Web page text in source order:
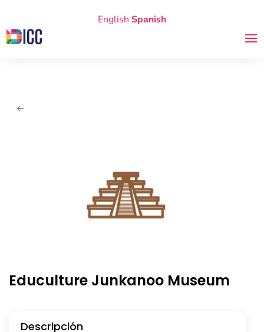
English Spanish
Educulture Junkanoo Museum
Descripción